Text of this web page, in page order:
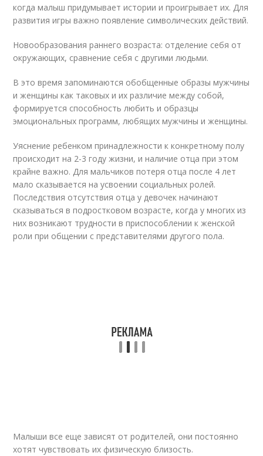
когда малыш придумывает истории и проигрывает их. Для
развития игры важно появление символических действий.
Новообразования раннего возраста: отделение себя от
окружающих, сравнение себя с другими людьми.
В это время запоминаются обобщенные образы мужчины
и женщины как таковых и их различие между собой,
формируется способность любить и образцы
эмоциональных программ, любящих мужчины и женщины.
Уяснение ребенком принадлежности к конкретному полу
происходит на 2-3 году жизни, и наличие отца при этом
крайне важно. Для мальчиков потеря отца после 4 лет
мало сказывается на усвоении социальных ролей.
Последствия отсутствия отца у девочек начинают
сказываться в подростковом возрасте, когда у многих из
них возникают трудности в приспособлении к женской
роли при общении с представителями другого пола.
Малыши все еще зависят от родителей, они постоянно
хотят чувствовать их физическую близость.